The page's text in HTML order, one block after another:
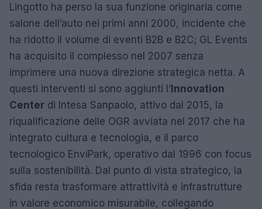
Lingotto ha perso la sua funzione originaria come
salone dell’auto nei primi anni 2000, incidente che
ha ridotto il volume di eventi B2B e B2C; GL Events
ha acquisito il complesso nel 2007 senza
imprimere una nuova direzione strategica netta. A
questi interventi si sono aggiunti l’Innovation
Center di Intesa Sanpaolo, attivo dal 2015, la
riqualificazione delle OGR avviata nel 2017 che ha
integrato cultura e tecnologia, e il parco
tecnologico EnviPark, operativo dal 1996 con focus
sulla sostenibilità. Dal punto di vista strategico, la
sfida resta trasformare attrattività e infrastrutture
in valore economico misurabile, collegando